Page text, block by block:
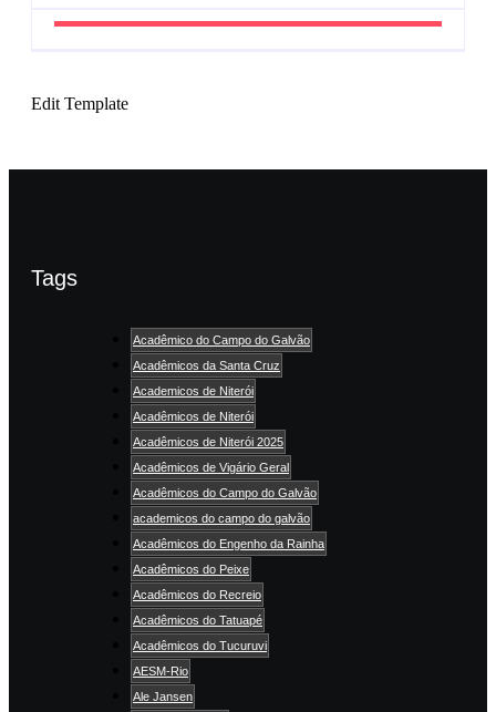
Edit Template
Tags
Acadêmico do Campo do Galvão
Acadêmicos da Santa Cruz
Academicos de Niterói
Acadêmicos de Niterói
Acadêmicos de Niterói 2025
Acadêmicos de Vigário Geral
Acadêmicos do Campo do Galvão
academicos do campo do galvão
Acadêmicos do Engenho da Rainha
Acadêmicos do Peixe
Acadêmicos do Recreio
Acadêmicos do Tatuapé
Acadêmicos do Tucuruvi
AESM-Rio
Ale Jansen